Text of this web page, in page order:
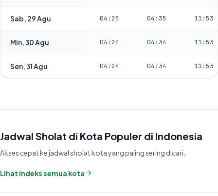
Sab, 29 Agu 04:25 04:35 11:53
Min, 30 Agu 04:24 04:34 11:53
Sen, 31 Agu 04:24 04:34 11:53
Jadwal Sholat di Kota Populer di Indonesia
Akses cepat ke jadwal sholat kota yang paling sering dicari.
Lihat indeks semua kota